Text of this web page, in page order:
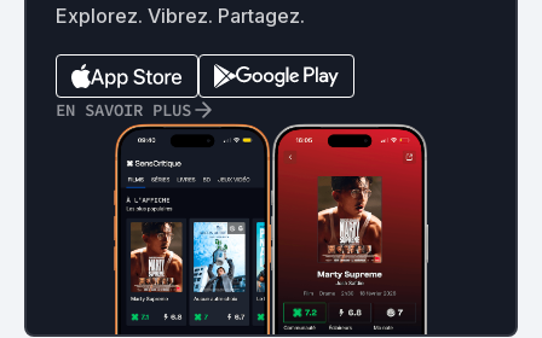
Explorez. Vibrez. Partagez.
EN SAVOIR PLUS